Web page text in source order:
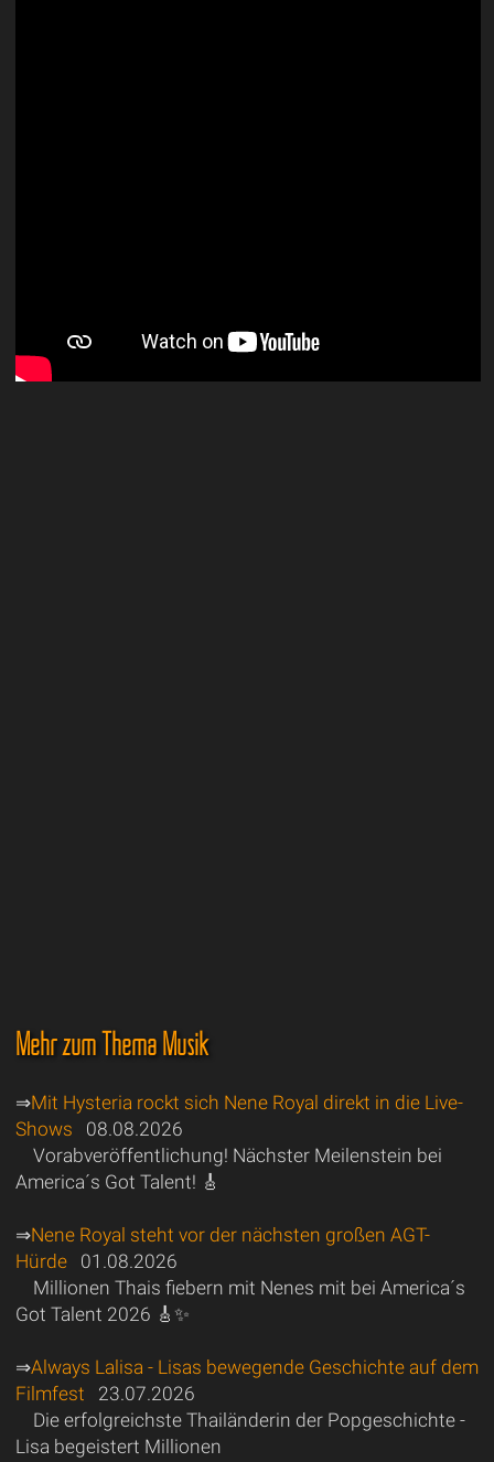
Mehr zum Thema Musik
⇒Mit Hysteria rockt sich Nene Royal direkt in die Live-
Shows 08.08.2026
Vorabveröffentlichung! Nächster Meilenstein bei
America´s Got Talent! 🎸
⇒Nene Royal steht vor der nächsten großen AGT-
Hürde01.08.2026
Millionen Thais fiebern mit Nenes mit bei America´s
Got Talent 2026 🎸✨
⇒Always Lalisa - Lisas bewegende Geschichte auf dem
Filmfest 23.07.2026
Die erfolgreichste Thailänderin der Popgeschichte -
Lisa begeistert Millionen